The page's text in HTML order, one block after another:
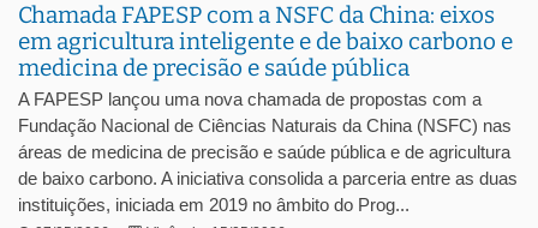
Chamada FAPESP com a NSFC da China: eixos
em agricultura inteligente e de baixo carbono e
medicina de precisão e saúde pública
A FAPESP lançou uma nova chamada de propostas com a
Fundação Nacional de Ciências Naturais da China (NSFC) nas
áreas de medicina de precisão e saúde pública e de agricultura
de baixo carbono. A iniciativa consolida a parceria entre as duas
instituições, iniciada em 2019 no âmbito do Prog...